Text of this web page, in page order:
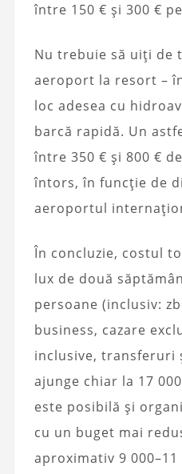
între 150 € și 300 €
Nu trebuie să uiți de
aeroport la resort –
loc adesea cu
barcă rapidă. Un
între 350 € și 800 €
întors, în funcție de
aeroportul
În concluzie, costul
lux de două
persoane (inclusiv:
business, cazare
inclusive, transferuri
ajunge chiar la 17
este posibilă și
cu un buget mai
aproximativ 9 000–11